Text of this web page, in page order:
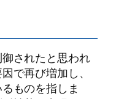
されたと思われ
で再び増加し、
ものを指しま